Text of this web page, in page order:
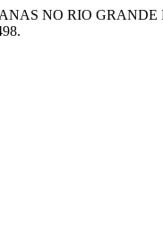
NO RIO